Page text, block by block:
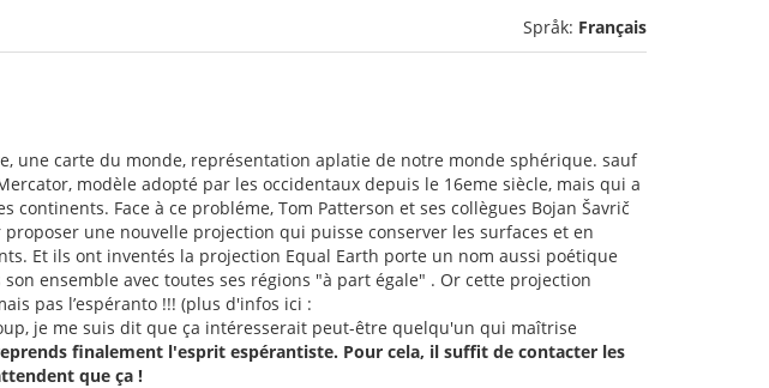
Språk: Français
une carte du monde, représentation aplatie de notre monde sphérique. sauf
modèle adopté par les occidentaux depuis le 16eme siècle, mais qui a
Face à ce probléme, Tom Patterson et ses collègues Bojan Šavrič
une nouvelle projection qui puisse conserver les surfaces et en
Et ils ont inventés la projection Equal Earth porte un nom aussi poétique
ensemble avec toutes ses régions "à part égale" . Or cette projection
pas l’espéranto !!! (plus d'infos ici :
je me suis dit que ça intéresserait peut-être quelqu'un qui maîtrise
finalement l'esprit espérantiste. Pour cela, il suffit de contacter les
que ça !